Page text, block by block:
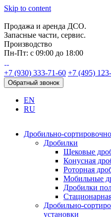
Skip to content
Продажа и аренда ДСО.
Запасные части, сервис.
Производство
Пн-Пт: с 09:00 до 18:00
+7 (930) 333-71-60 +7 (495)
Обратный звонок
EN
RU
Дробильно-
Дробилки
Щековые
Конусная
Роторная
Мобильные
Дробилки
Дробильно-
установки